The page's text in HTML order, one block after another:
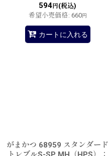
594 円(税込)
希望小売価格: 660円
カートに入れる
がまかつ 68959 スタンダード